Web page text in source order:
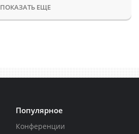
ПОКАЗАТЬ ЕЩЕ
Популярное
Конференции